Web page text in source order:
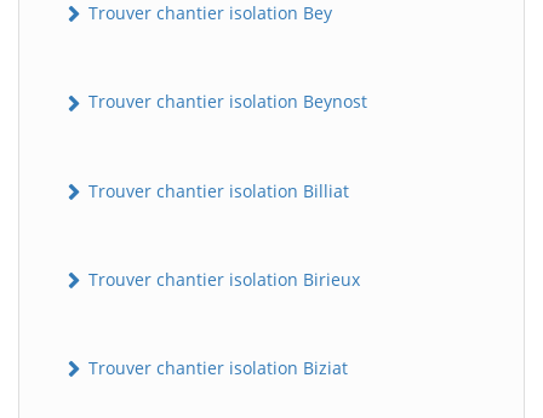
Trouver chantier isolation Bey
Trouver chantier isolation Beynost
Trouver chantier isolation Billiat
Trouver chantier isolation Birieux
Trouver chantier isolation Biziat